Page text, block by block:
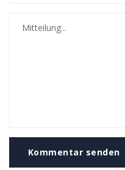
Kommentar senden